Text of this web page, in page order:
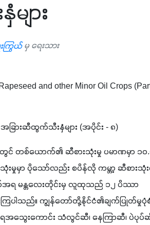
ျား
ကြွယ်မှ ရေးသား
and other Minor Oil Crops
ြားဆီထွက်သီးနှံများ (အပိုင်း - ၈)
င် တစ်ယောက်၏ ဆီစားသုံးမှု ပမာဏမှာ ၁၀.
သုံးမှုမှာ ပိုသော်လည်း စပိန်လို ကမ္ဘာ့ ဆီစားသုံ
က်အရ မန္တလေးတိုင်းမှ လူထုသည် ၁၂ ပိဿာ
ြပါသည်။ ကျွန်တော်တို့နိုင်ငံ၏ချက်ပြုတ်မှုပုံ
အသွေးကောင်း သံလွင်ဆီ၊ နေကြာဆီ၊ ပဲပုပ်